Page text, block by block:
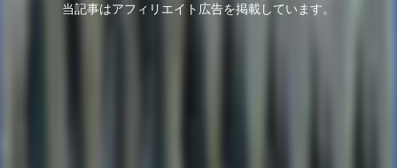
当記事はアフィリエイト広告を掲載しています。